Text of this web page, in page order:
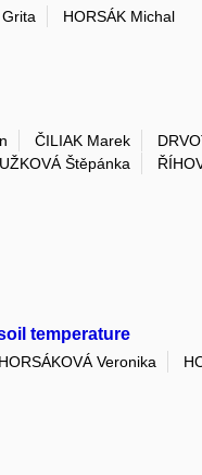
HORSÁK Michal
ČILIAK Marek
Štěpánka
temperature
HORSÁKOVÁ Veronika